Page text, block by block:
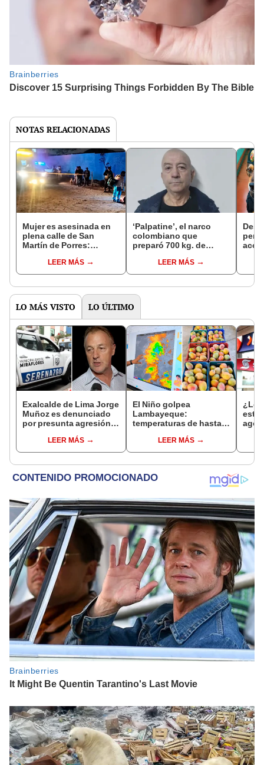
NOTAS RELACIONADAS
Mujer es asesinada en
plena calle de San
Martín de Porres:
auto para luego
dispararle
LEER MÁS
‘Palpatine’, el narco
colombiano que
preparó 700 kg. de
LEER MÁS
LO MÁS VISTO LO ÚLTIMO
Exalcalde de Lima Jorge
Muñoz es denunciado
por presunta agresión
de Miraflores
LEER MÁS
El Niño golpea
Lambayeque:
temperaturas de hasta
producción de mango y
palta
LEER MÁS
este